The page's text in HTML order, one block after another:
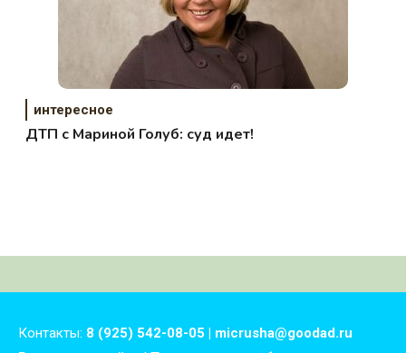
интересное
ДТП с Мариной Голуб: суд идет!
Контакты: 8 (925) 542-08-05 | micrusha@goodad.ru